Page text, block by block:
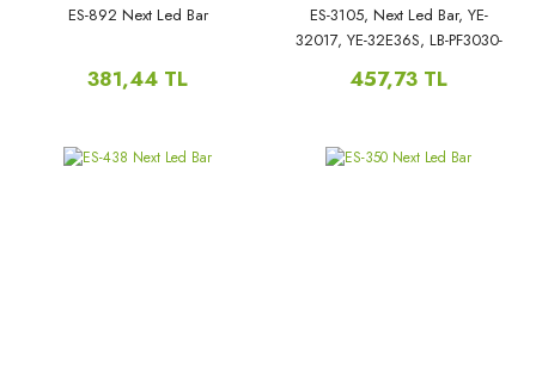
ES-892 Next Led Bar
381,44 TL
ES-3105, Next Led Bar, YE-
32017, YE-32E36S, LB-PF3030-
7807-L4T34V5Z-X-0000409,
457,73 TL